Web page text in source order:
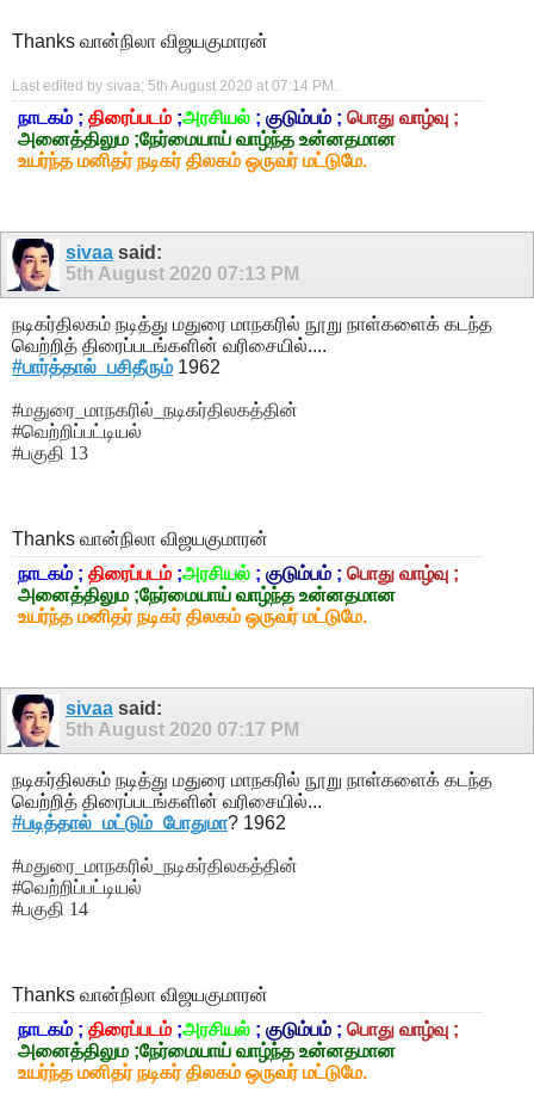
Thanks வான்நிலா விஜயகுமாரன்
Last edited by sivaa; 5th August 2020 at 07:14 PM .
நாடகம் ; திரைப்படம் ;அரசியல் ; குடும்பம் ; பொது வாழ்வு ;
அனைத்திலும ;நேர்மையாய் வாழ்ந்த உன்னதமான
உயர்ந்த மனிதர் நடிகர் திலகம் ஒருவர் மட்டுமே.
sivaa said:
5th August 2020 07:13 PM
நடிகர்திலகம் நடித்து மதுரை மாநகரில் நூறு நாள்களைக் கடந்த
வெற்றித் திரைப்படங்களின் வரிசையில்....
#பார்த்தால்_பசிதீரும் 1962
#மதுரை_மாநகரில்_நடிகர்திலகத்தின்
#வெற்றிப்பட்டியல்
#பகுதி 13
Thanks வான்நிலா விஜயகுமாரன்
நாடகம் ; திரைப்படம் ;அரசியல் ; குடும்பம் ; பொது வாழ்வு ;
அனைத்திலும ;நேர்மையாய் வாழ்ந்த உன்னதமான
உயர்ந்த மனிதர் நடிகர் திலகம் ஒருவர் மட்டுமே.
sivaa said:
5th August 2020 07:17 PM
நடிகர்திலகம் நடித்து மதுரை மாநகரில் நூறு நாள்களைக் கடந்த
வெற்றித் திரைப்படங்களின் வரிசையில்...
#படித்தால்_மட்டும்_போதுமா? 1962
#மதுரை_மாநகரில்_நடிகர்திலகத்தின்
#வெற்றிப்பட்டியல்
#பகுதி 14
Thanks வான்நிலா விஜயகுமாரன்
நாடகம் ; திரைப்படம் ;அரசியல் ; குடும்பம் ; பொது வாழ்வு ;
அனைத்திலும ;நேர்மையாய் வாழ்ந்த உன்னதமான
உயர்ந்த மனிதர் நடிகர் திலகம் ஒருவர் மட்டுமே.